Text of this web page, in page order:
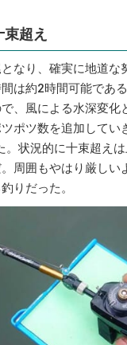
超え
なり、確実に地道な
は約2時間可能であ
、風による水深変化
ポツ数を追加してい
。状況的に十束超え
周囲もやはり厳しい
りだった。